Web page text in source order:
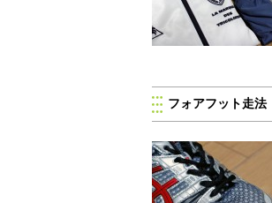
フォアフット走